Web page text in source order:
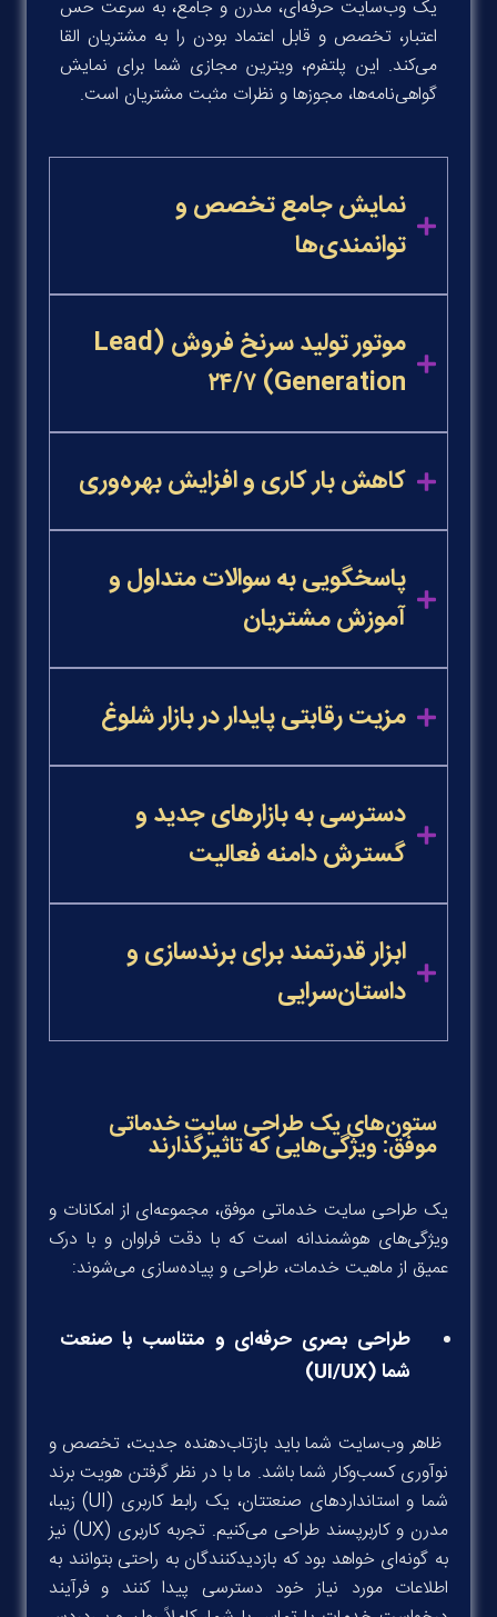
یک وب‌سایت حرفه‌ای، مدرن و جامع، به سرعت حس
اعتبار، تخصص و قابل اعتماد بودن را به مشتریان القا
می‌کند. این پلتفرم، ویترین مجازی شما برای نمایش
گواهی‌نامه‌ها، مجوزها و نظرات مثبت مشتریان است.
نمایش جامع تخصص و
توانمندی‌ها
موتور تولید سرنخ فروش (Lead
Generation) ۲۴/۷
کاهش بار کاری و افزایش بهره‌وری
پاسخگویی به سوالات متداول و
آموزش مشتریان
مزیت رقابتی پایدار در بازار شلوغ
دسترسی به بازارهای جدید و
گسترش دامنه فعالیت
ابزار قدرتمند برای برندسازی و
داستان‌سرایی
ستون‌های یک طراحی سایت خدماتی
موفق: ویژگی‌هایی که تاثیرگذارند
یک طراحی سایت خدماتی موفق، مجموعه‌ای از امکانات و
ویژگی‌های هوشمندانه است که با دقت فراوان و با درک
عمیق از ماهیت خدمات، طراحی و پیاده‌سازی می‌شوند:
طراحی بصری حرفه‌ای و متناسب با صنعت
شما (UI/UX)
ظاهر وب‌سایت شما باید بازتاب‌دهنده جدیت، تخصص و
نوآوری کسب‌وکار شما باشد. ما با در نظر گرفتن هویت برند
شما و استانداردهای صنعتتان، یک رابط کاربری (UI) زیبا،
مدرن و کاربرپسند طراحی می‌کنیم. تجربه کاربری (UX) نیز
به گونه‌ای خواهد بود که بازدیدکنندگان به راحتی بتوانند به
اطلاعات مورد نیاز خود دسترسی پیدا کنند و فرآیند